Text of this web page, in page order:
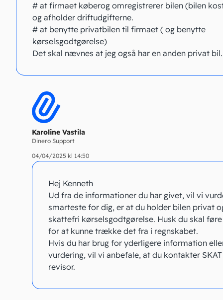
# at firmaet køberog omregistrerer bilen (bilen
og afholder driftudgifterne.
# at benytte privatbilen til firmaet ( og benytte
kørselsgodtgørelse)
Det skal nævnes at jeg også har en anden privat bil.
Karoline Vastila
Dinero Support
04/04/2025 kl 14:50
Hej Kenneth
Ud fra de informationer du har givet, vil vi
smarteste for dig, er at du holder bilen privat
skattefri kørselsgodtgørelse. Husk du skal
for at kunne trække det fra i regnskabet.
Hvis du har brug for yderligere information
vurdering, vil vi anbefale, at du kontakter
revisor.